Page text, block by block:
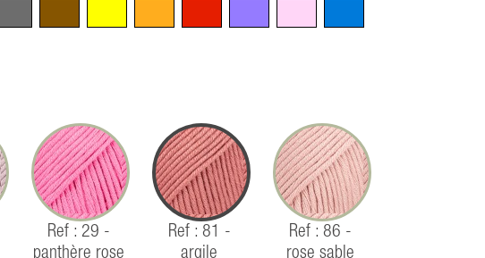
Ref : 29 -
panthère rose
Ref : 81 -
argile
Ref : 86 -
rose sable